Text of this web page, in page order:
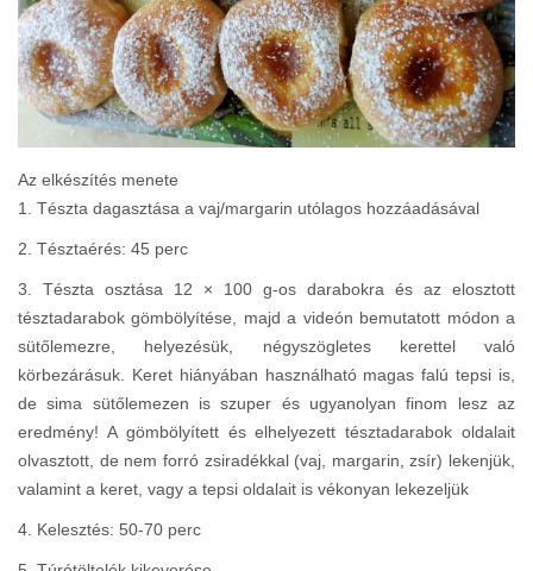
Az elkészítés menete
1. Tészta dagasztása a vaj/margarin utólagos hozzáadásával
2. Tésztaérés: 45 perc
3. Tészta osztása 12 × 100 g-os darabokra és az elosztott
tésztadarabok gömbölyítése, majd a videón bemutatott módon a
sütőlemezre, helyezésük, négyszögletes kerettel való
körbezárásuk. Keret hiányában használható magas falú tepsi is,
de sima sütőlemezen is szuper és ugyanolyan finom lesz az
eredmény! A gömbölyített és elhelyezett tésztadarabok oldalait
olvasztott, de nem forró zsiradékkal (vaj, margarin, zsír) lekenjük,
valamint a keret, vagy a tepsi oldalait is vékonyan lekezeljük
4. Kelesztés: 50-70 perc